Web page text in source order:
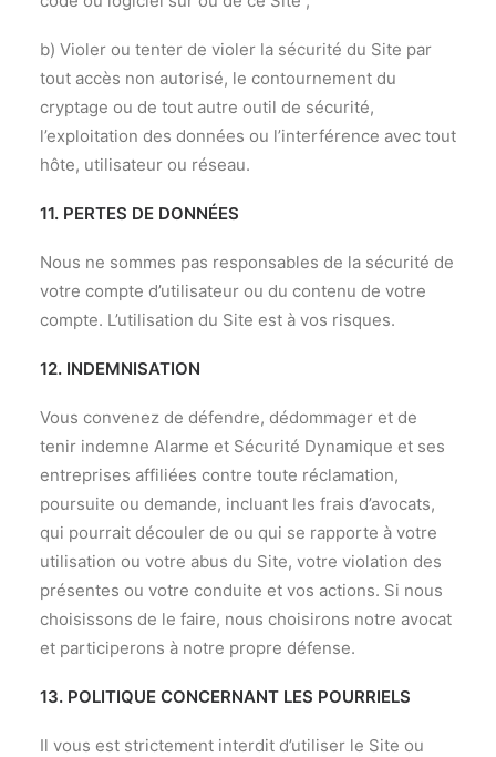
b) Violer ou tenter de violer la sécurité du Site par
tout accès non autorisé, le contournement du
cryptage ou de tout autre outil de sécurité,
l’exploitation des données ou l’interférence avec tout
hôte, utilisateur ou réseau.
11. PERTES DE DONNÉES
Nous ne sommes pas responsables de la sécurité de
votre compte d’utilisateur ou du contenu de votre
compte. L’utilisation du Site est à vos risques.
12. INDEMNISATION
Vous convenez de défendre, dédommager et de
tenir indemne Alarme et Sécurité Dynamique et ses
entreprises affiliées contre toute réclamation,
poursuite ou demande, incluant les frais d’avocats,
qui pourrait découler de ou qui se rapporte à votre
utilisation ou votre abus du Site, votre violation des
présentes ou votre conduite et vos actions. Si nous
choisissons de le faire, nous choisirons notre avocat
et participerons à notre propre défense.
13. POLITIQUE CONCERNANT LES POURRIELS
Il vous est strictement interdit d’utiliser le Site ou